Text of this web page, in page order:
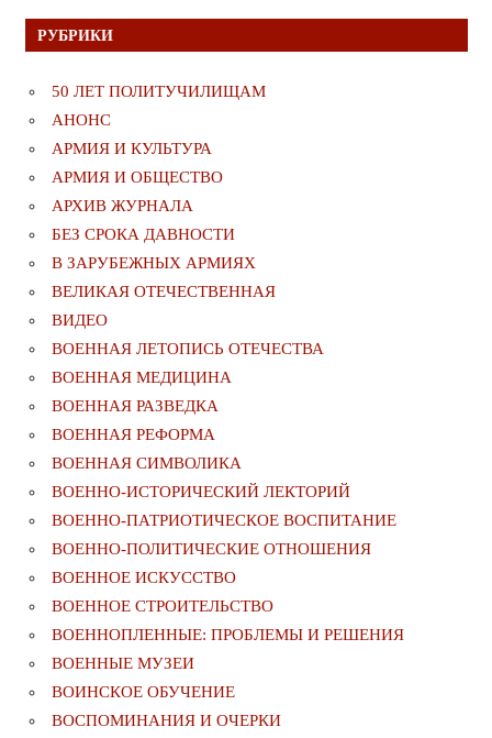
РУБРИКИ
50 ЛЕТ ПОЛИТУЧИЛИЩАМ
АНОНС
АРМИЯ И КУЛЬТУРА
АРМИЯ И ОБЩЕСТВО
АРХИВ ЖУРНАЛА
БЕЗ СРОКА ДАВНОСТИ
В ЗАРУБЕЖНЫХ АРМИЯХ
ВЕЛИКАЯ ОТЕЧЕСТВЕННАЯ
ВИДЕО
ВОЕННАЯ ЛЕТОПИСЬ ОТЕЧЕСТВА
ВОЕННАЯ МЕДИЦИНА
ВОЕННАЯ РАЗВЕДКА
ВОЕННАЯ РЕФОРМА
ВОЕННАЯ СИМВОЛИКА
ВОЕННО-ИСТОРИЧЕСКИЙ ЛЕКТОРИЙ
ВОЕННО-ПАТРИОТИЧЕСКОЕ ВОСПИТАНИЕ
ВОЕННО-ПОЛИТИЧЕСКИE ОТНОШЕНИЯ
ВОЕННОЕ ИСКУССТВО
ВОЕННОЕ СТРОИТЕЛЬСТВО
ВОЕННОПЛЕННЫЕ: ПРОБЛЕМЫ И РЕШЕНИЯ
ВОЕННЫЕ МУЗЕИ
ВОИНСКОЕ ОБУЧЕНИЕ
ВОСПОМИНАНИЯ И ОЧЕРКИ